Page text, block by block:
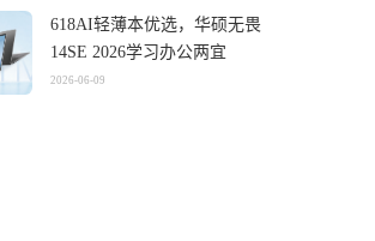
618AI轻薄本优选，华硕无畏
14SE 2026学习办公两宜
2026-06-09